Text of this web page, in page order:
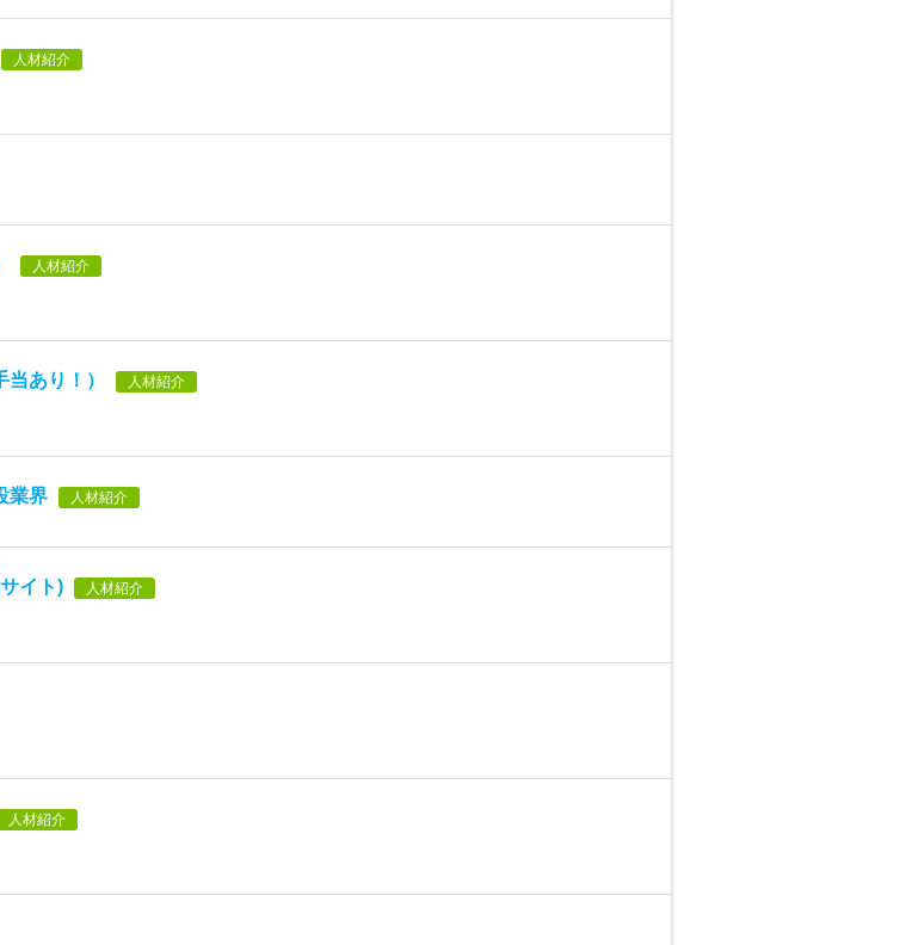
人材紹介
人材紹介
あり！） 人材紹介
業界 人材紹介
イト) 人材紹介
人材紹介